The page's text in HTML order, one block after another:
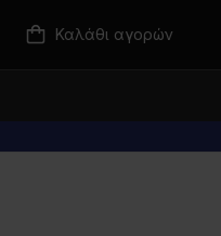
Καλάθι αγορών